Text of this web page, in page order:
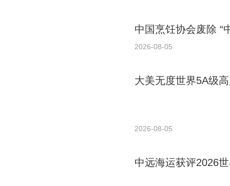
中国烹饪协会废除 “
2026-08-05
大美无度世界5A级
2026-08-05
中远海运获评2026